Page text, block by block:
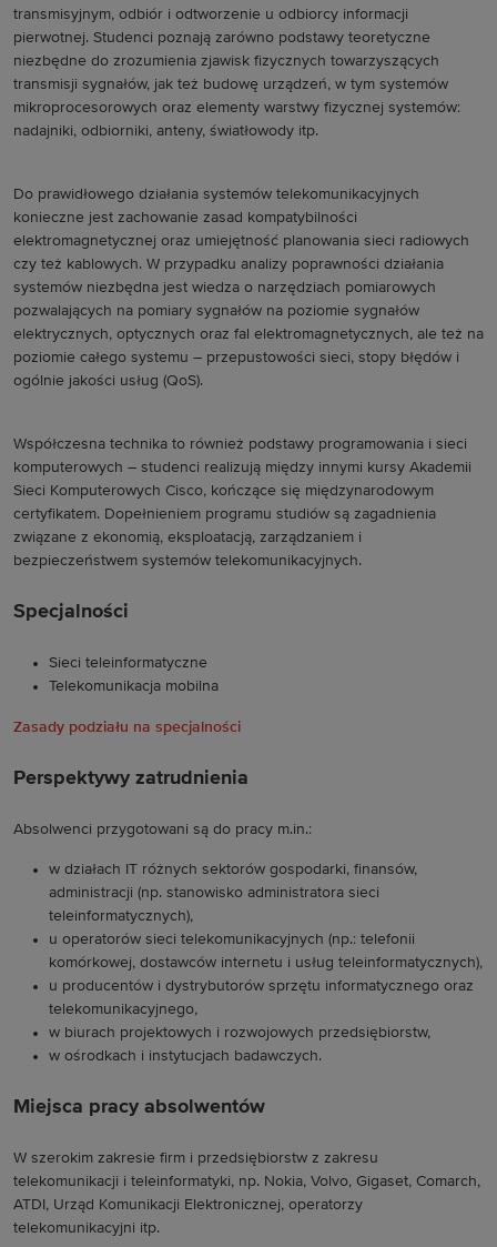
transmisyjnym, odbiór i odtworzenie u odbiorcy informacji
pierwotnej. Studenci poznają zarówno podstawy teoretyczne
niezbędne do zrozumienia zjawisk fizycznych towarzyszących
transmisji sygnałów, jak też budowę urządzeń, w tym systemów
mikroprocesorowych oraz elementy warstwy fizycznej systemów:
nadajniki, odbiorniki, anteny, światłowody itp.
Do prawidłowego działania systemów telekomunikacyjnych
konieczne jest zachowanie zasad kompatybilności
elektromagnetycznej oraz umiejętność planowania sieci radiowych
czy też kablowych. W przypadku analizy poprawności działania
systemów niezbędna jest wiedza o narzędziach pomiarowych
pozwalających na pomiary sygnałów na poziomie sygnałów
elektrycznych, optycznych oraz fal elektromagnetycznych, ale też na
poziomie całego systemu – przepustowości sieci, stopy błędów i
ogólnie jakości usług (QoS).
Współczesna technika to również podstawy programowania i sieci
komputerowych – studenci realizują między innymi kursy Akademii
Sieci Komputerowych Cisco, kończące się międzynarodowym
certyfikatem. Dopełnieniem programu studiów są zagadnienia
związane z ekonomią, eksploatacją, zarządzaniem i
bezpieczeństwem systemów telekomunikacyjnych.
Specjalności
Sieci teleinformatyczne
Telekomunikacja mobilna
Zasady podziału na specjalności
Perspektywy zatrudnienia
Absolwenci przygotowani są do pracy m.in.:
w działach IT różnych sektorów gospodarki, finansów,
administracji (np. stanowisko administratora sieci
teleinformatycznych),
u operatorów sieci telekomunikacyjnych (np.: telefonii
komórkowej, dostawców internetu i usług teleinformatycznych),
u producentów i dystrybutorów sprzętu informatycznego oraz
telekomunikacyjnego,
w biurach projektowych i rozwojowych przedsiębiorstw,
w ośrodkach i instytucjach badawczych.
Miejsca pracy absolwentów
W szerokim zakresie firm i przedsiębiorstw z zakresu
telekomunikacji i teleinformatyki, np. Nokia, Volvo, Gigaset, Comarch,
ATDI, Urząd Komunikacji Elektronicznej, operatorzy
telekomunikacyjni itp.